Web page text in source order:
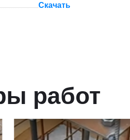
Скачать
работ